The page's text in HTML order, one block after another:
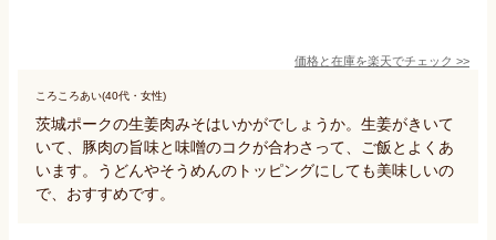
価格と在庫を楽天でチェック >>
ころころあい(40代・女性)
茨城ポークの生姜肉みそはいかがでしょうか。生姜がきいて
いて、豚肉の旨味と味噌のコクが合わさって、ご飯とよくあ
います。うどんやそうめんのトッピングにしても美味しいの
で、おすすめです。